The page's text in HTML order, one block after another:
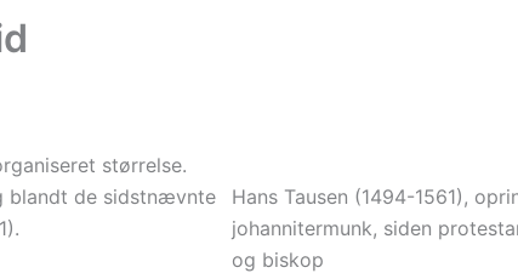
størrelse.
blandt de sidstnævnte
Hans Tausen (1494-1561),
johannitermunk, siden
og biskop